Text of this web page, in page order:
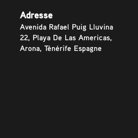
Adresse
Avenida Rafael Puig Lluvina
22, Playa De Las Americas,
Arona, Ténérife Espagne